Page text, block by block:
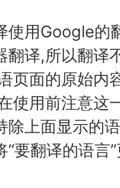
使用Google的
翻译,所以翻译
页面的原始内
使用前注意这
除上面显示的
“要翻译的语言